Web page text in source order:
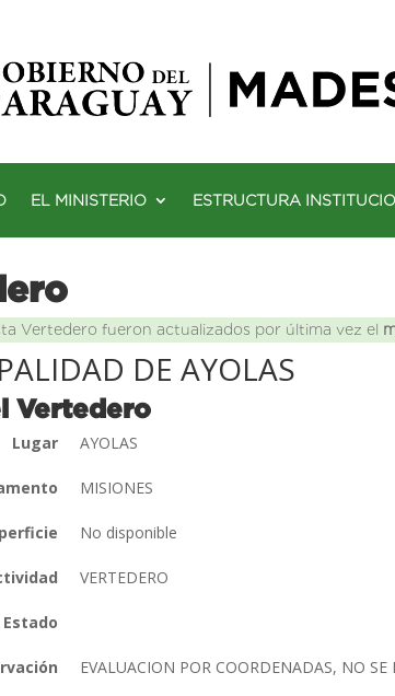
EL MINISTERIO ESTRUCTURA
Vertedero fueron actualizados por última vez el
DE AYOLAS
Vertedero
Lugar AYOLAS
MISIONES
No disponible
VERTEDERO
Estado
EVALUACION POR COORDENADAS, NO SE